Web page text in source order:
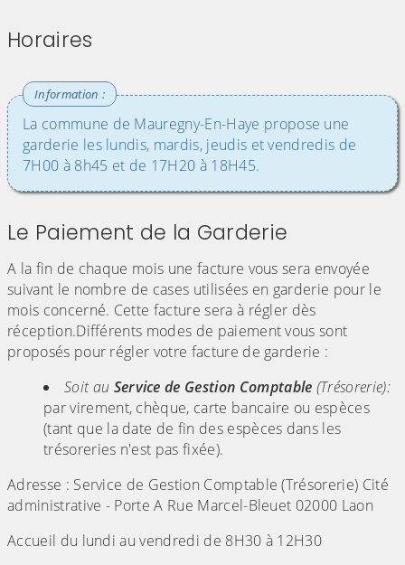
Horaires
La commune de Mauregny-En-Haye propose une
garderie les lundis, mardis, jeudis et vendredis de
7H00 à 8h45 et de 17H20 à 18H45.
Le Paiement de la Garderie
A la fin de chaque mois une facture vous sera envoyée
suivant le nombre de cases utilisées en garderie pour le
mois concerné. Cette facture sera à régler dès
réception.Différents modes de paiement vous sont
proposés pour régler votre facture de garderie :
Soit au Service de Gestion Comptable (Trésorerie):
par virement, chèque, carte bancaire ou espèces
(tant que la date de fin des espèces dans les
trésoreries n'est pas fixée).
Adresse : Service de Gestion Comptable (Trésorerie) Cité
administrative - Porte A Rue Marcel-Bleuet 02000 Laon
Accueil du lundi au vendredi de 8H30 à 12H30